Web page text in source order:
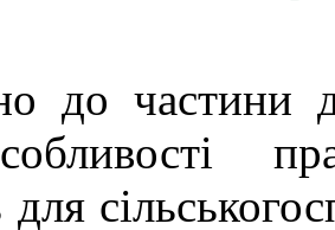
до частини
для